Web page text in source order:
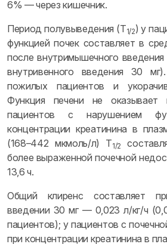
6% — через кишечник.
Период полувыведения (T1/2) у
функцией почек составляет в
после внутримышечного
внутривенного введения 30
пожилых пациентов и
Функция печени не оказывает
пациентов с нарушением
концентрации креатинина в
(168–442 мкмоль/л) T1/2
более выраженной почечной
13,6 ч.
Общий клиренс составляет
введении 30 мг — 0,023 л/кг/ч
пациентов); у пациентов с
при концентрации креатинина в